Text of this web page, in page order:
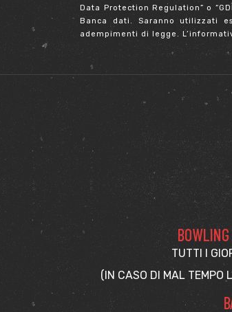
Data Protection Regulation” o
Banca dati. Saranno utilizzati
adempimenti di legge.
TUTTI I
(IN CASO DI MAL TEMPO